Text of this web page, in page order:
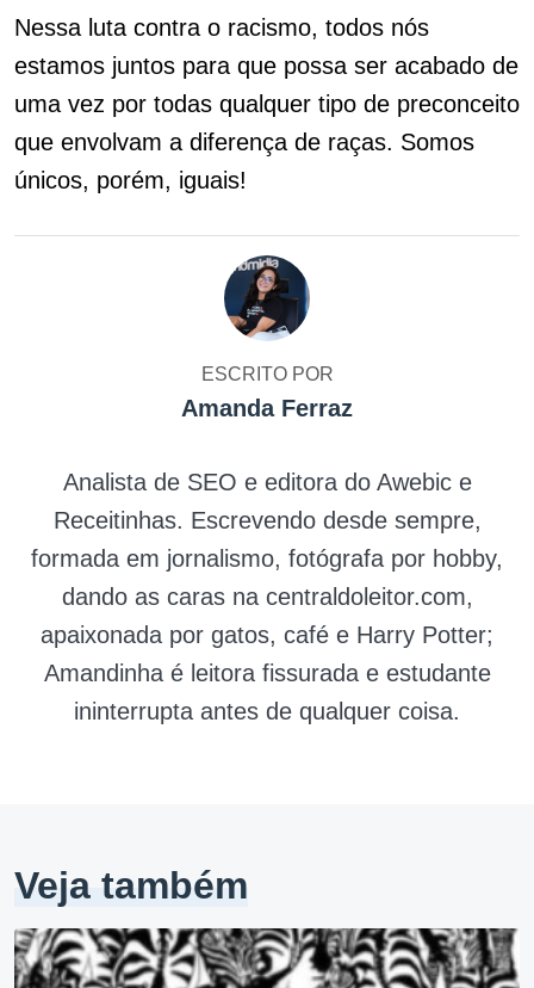
Nessa luta contra o racismo, todos nós
estamos juntos para que possa ser acabado de
uma vez por todas qualquer tipo de preconceito
que envolvam a diferença de raças. Somos
únicos, porém, iguais!
ESCRITO POR
Amanda Ferraz
Analista de SEO e editora do Awebic e
Receitinhas. Escrevendo desde sempre,
formada em jornalismo, fotógrafa por hobby,
dando as caras na centraldoleitor.com,
apaixonada por gatos, café e Harry Potter;
Amandinha é leitora fissurada e estudante
ininterrupta antes de qualquer coisa.
Veja também